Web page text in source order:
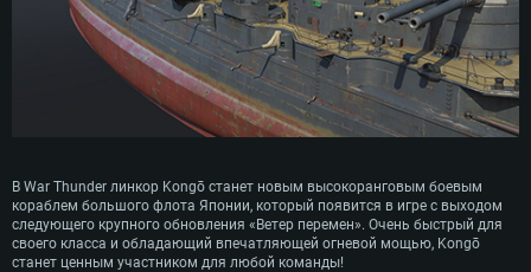
В отличие от Первой, во время Второй мировой войны послужной список
Kongō был довольно впечатляющим. Линкор принял участие в
нескольких крупных операциях, включая вторжение в Голландскую Ост-
Индию, битву за Мидуэй, а также поддерживал японские войска на
Гуадалканале. Примерно через месяц после участия в знаменитой битве
в заливе Лейте, в ноябре 1944 года, Kongō был потоплен в результате
успешной торпедной атаки американской подводной лодки USS Sealion.
В War Thunder линкор Kongō станет новым высокоранговым боевым
кораблем большого флота Японии, который появится в игре с выходом
следующего крупного обновления «Ветер перемен». Очень быстрый для
своего класса и обладающий впечатляющей огневой мощью, Kongō
станет ценным участником для любой команды!